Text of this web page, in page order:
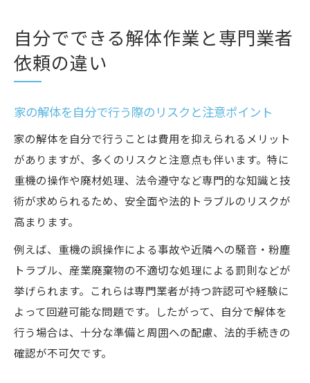
自分でできる解体作業と専門業者
依頼の違い
家の解体を自分で行う際のリスクと注意ポイント
家の解体を自分で行うことは費用を抑えられるメリット
がありますが、多くのリスクと注意点も伴います。特に
重機の操作や廃材処理、法令遵守など専門的な知識と技
術が求められるため、安全面や法的トラブルのリスクが
高まります。
例えば、重機の誤操作による事故や近隣への騒音・粉塵
トラブル、産業廃棄物の不適切な処理による罰則などが
挙げられます。これらは専門業者が持つ許認可や経験に
よって回避可能な問題です。したがって、自分で解体を
行う場合は、十分な準備と周囲への配慮、法的手続きの
確認が不可欠です。